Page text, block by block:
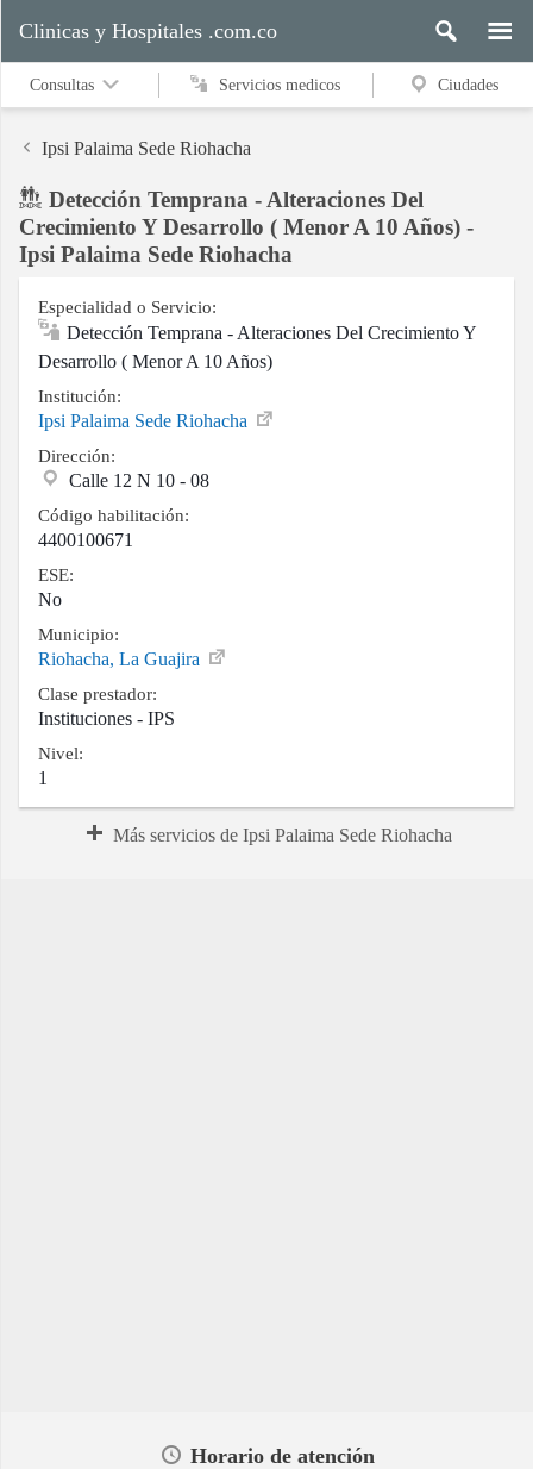
Servicios
medicos
Ciudades
Buscar
Contacto
Clinicas y Hospitales .com.co
Consultas Servicios medicos Ciudades
Ipsi Palaima Sede Riohacha
Detección Temprana - Alteraciones Del
Crecimiento Y Desarrollo ( Menor A 10 Años) -
Ipsi Palaima Sede Riohacha
Especialidad o Servicio:
Detección Temprana - Alteraciones Del Crecimiento Y
Desarrollo ( Menor A 10 Años)
Institución:
Ipsi Palaima Sede Riohacha
Dirección:
Calle 12 N 10 - 08
Código habilitación:
4400100671
ESE:
No
Municipio:
Riohacha, La Guajira
Clase prestador:
Instituciones - IPS
Nivel:
1
Más servicios de Ipsi Palaima Sede Riohacha
Horario de atención